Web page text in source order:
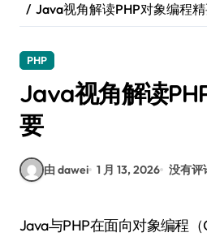
Java视角解读PHP对象编程
PHP
Java视角解读
要
由 dawei 1 月 13, 2026 没有评
Java与PHP在面向对象编程（OOP）上有许多相似